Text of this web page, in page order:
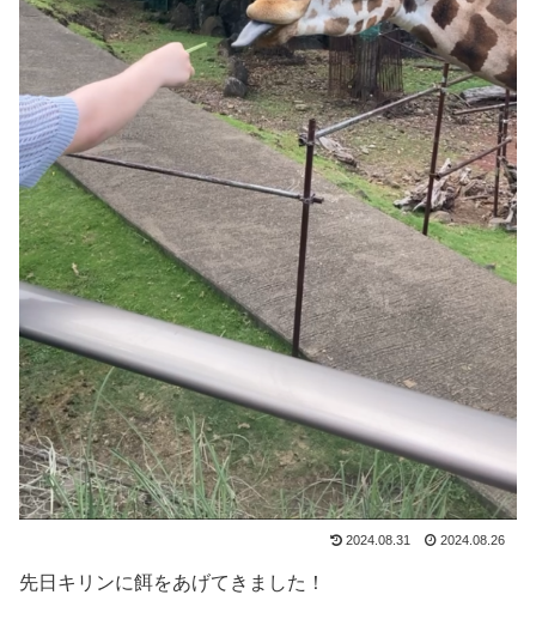
2024.08.31 2024.08.26
先日キリンに餌をあげてきました！